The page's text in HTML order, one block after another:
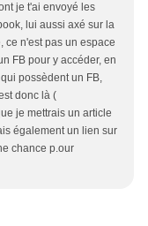
je t'ai envoyé les
lui aussi axé sur la
ce n'est pas un espace
FB pour y accéder, en
possèdent un FB,
donc là (
je mettrais un article
également un lien sur
chance p.our